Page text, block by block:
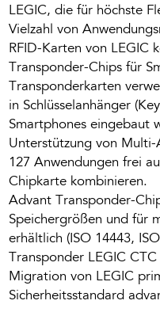
LEGIC, die für höchste
Vielzahl von
RFID-Karten von LEGIC
Transponder-Chips für
Transponderkarten
in Schlüsselanhänger
Smartphones eingebaut
Unterstützung von Multi-
127 Anwendungen frei
Chipkarte kombinieren.
Advant Transponder-
Speichergrößen und für
erhältlich (ISO 14443,
Transponder LEGIC
Migration von LEGIC
Sicherheitsstandard